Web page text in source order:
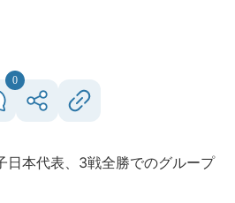
0
本代表、3戦全勝でのグループ